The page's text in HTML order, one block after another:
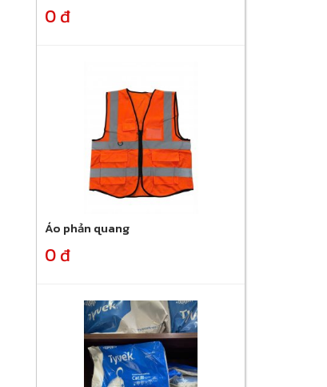
0 đ
Áo phản quang
0 đ